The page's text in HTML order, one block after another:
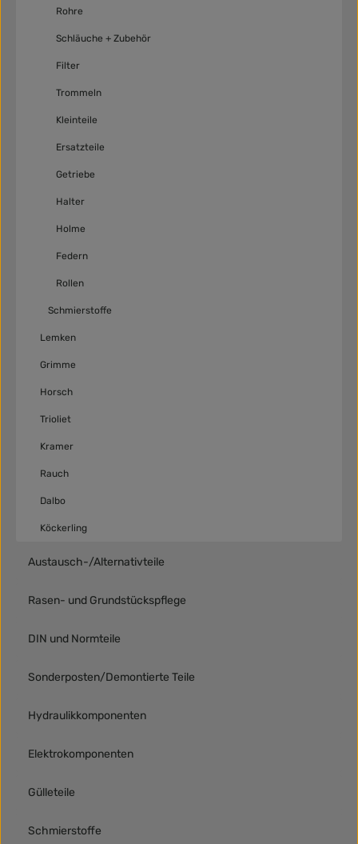
Rohre
Schläuche + Zubehör
Filter
Trommeln
Kleinteile
Ersatzteile
Getriebe
Halter
Holme
Federn
Rollen
Schmierstoffe
Lemken
Grimme
Horsch
Trioliet
Kramer
Rauch
Dalbo
Köckerling
Austausch-/Alternativteile
Rasen- und Grundstückspflege
DIN und Normteile
Sonderposten/Demontierte Teile
Hydraulikkomponenten
Elektrokomponenten
Gülleteile
Schmierstoffe